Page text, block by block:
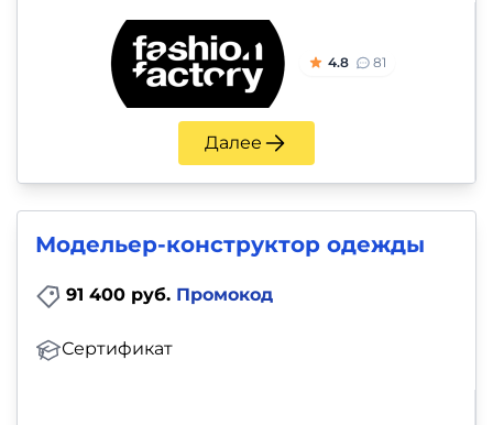
4.8 81
Далее
Модельер-конструктор одежды
91 400 руб. Промокод
Сертификат